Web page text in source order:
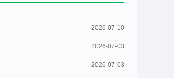
2026-07-10
2026-07-03
2026-07-03